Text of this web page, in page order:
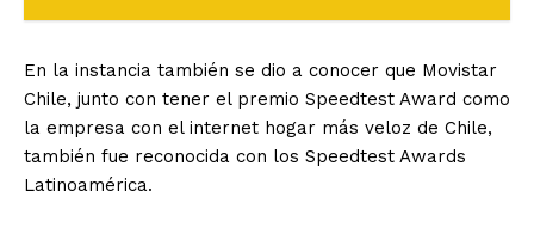
En la instancia también se dio a conocer que Movistar
Chile, junto con tener el premio Speedtest Award como
la empresa con el internet hogar más veloz de Chile,
también fue reconocida con los Speedtest Awards
Latinoamérica.